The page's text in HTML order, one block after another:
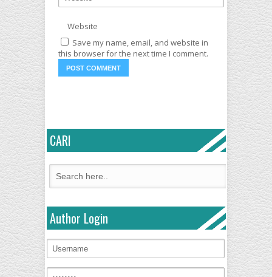
Website
Save my name, email, and website in
this browser for the next time I comment.
CARI
Author Login